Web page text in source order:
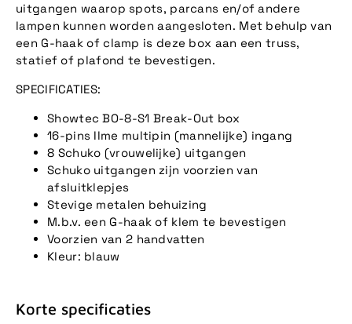
uitgangen waarop spots, parcans en/of andere
lampen kunnen worden aangesloten. Met behulp van
een G-haak of clamp is deze box aan een truss,
statief of plafond te bevestigen.
SPECIFICATIES:
Showtec BO-8-S1 Break-Out box
16-pins Ilme multipin (mannelijke) ingang
8 Schuko (vrouwelijke) uitgangen
Schuko uitgangen zijn voorzien van
afsluitklepjes
Stevige metalen behuizing
M.b.v. een G-haak of klem te bevestigen
Voorzien van 2 handvatten
Kleur: blauw
Korte specificaties